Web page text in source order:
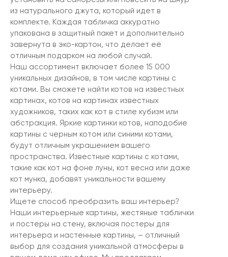
из натурального джута, который идет в
комплекте. Каждая табличка аккуратно
упакована в защитный пакет и дополнительно
завернута в эко-картон, что делает её
отличным подарком на любой случай.
Наш ассортимент включает более 15 000
уникальных дизайнов, в том числе картины с
котами. Вы сможете найти котов на известных
картинах, котов на картинах известных
художников, таких как кот в стиле кубизм или
абстракция. Яркие картинки котов, наподобие
картины с черным котом или синими котами,
будут отличным украшением вашего
пространства. Известные картины с котами,
такие как кот на фоне луны, кот весна или даже
кот мунка, добавят уникальности вашему
интерьеру.
Ищете способ преобразить ваш интерьер?
Наши интерьерные картины, жестяные таблички
и постеры на стену, включая постеры для
интерьера и настенные картины, – отличный
выбор для создания уникальной атмосферы в